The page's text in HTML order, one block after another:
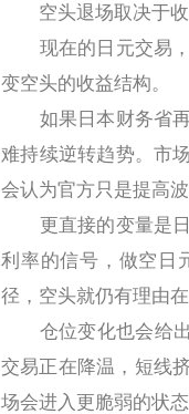
空头退场取决于收
现在的日元交易，
变空头的收益结构。
如果日本财务省再
难持续逆转趋势。市
会认为官方只是提高
更直接的变量是日
利率的信号，做空日
径，空头就仍有理由
仓位变化也会给出
交易正在降温，短线
场会进入更脆弱的状